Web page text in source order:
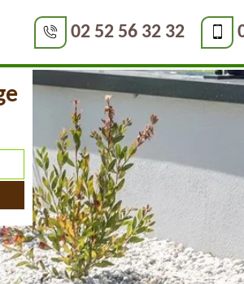
02 52 56 32 32